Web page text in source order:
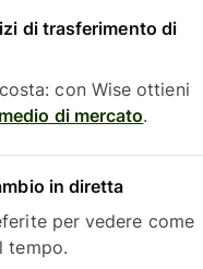
di trasferimento di
con Wise ottieni
di mercato.
in diretta
per vedere come
tempo.